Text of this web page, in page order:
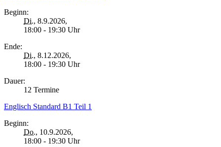
Beginn:
Di., 8.9.2026,
18:00 - 19:30 Uhr
Ende:
Di., 8.12.2026,
18:00 - 19:30 Uhr
Dauer:
12 Termine
Englisch Standard B1 Teil 1
Beginn:
Do., 10.9.2026,
18:00 - 19:30 Uhr